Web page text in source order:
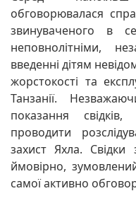
обговорювалася
звинуваченого в
неповнолітніми,
введенні дітям
жорстокості та
Танзанії.
показання
проводити
захист Яхла.
ймовірно,
самої активно